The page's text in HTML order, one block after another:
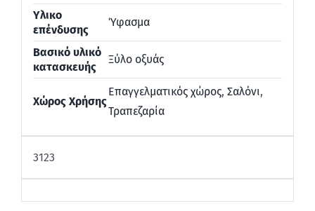
Υλικο
επένδυσης
Ύφασμα
Βασικό υλικό
κατασκευής
Ξύλο οξυάς
Χώρος Χρήσης
Επαγγελματικός χώρος, Σαλόνι,
Τραπεζαρία
3123